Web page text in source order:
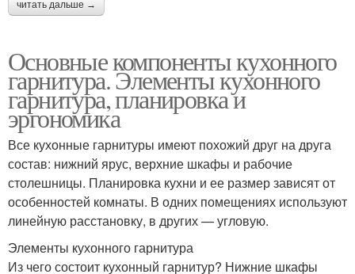
читать дальше →
Основные компоненты кухонного
гарнитура. Элементы кухонного
гарнитура, планировка и
эргономика
Все кухонные гарнитуры имеют похожий друг на друга
состав: нижний ярус, верхние шкафы и рабочие
столешницы. Планировка кухни и ее размер зависят от
особенностей комнаты. В одних помещениях используют
линейную расстановку, в других — угловую.
Элементы кухонного гарнитура
Из чего состоит кухонный гарнитур? Нижние шкафы